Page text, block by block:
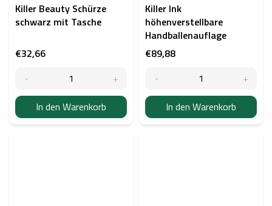
Killer Beauty Schürze
schwarz mit Tasche
€32,66
In den Warenkorb
Killer Ink
höhenverstellbare
Handballenauflage
€89,88
In den Warenkorb